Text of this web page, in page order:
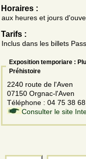
Horaires :
aux heures et jours
Tarifs :
Inclus dans les billets
Exposition temporiare :
Préhistoire
2240 route de l'Aven
07150 Orgnac-l'Aven
Téléphone : 04 75 38
Consulter le site